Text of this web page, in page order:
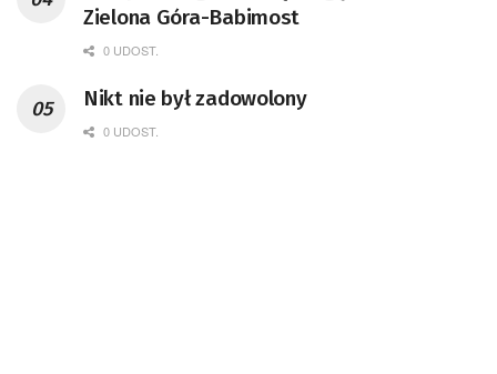
Zielona Góra-Babimost
0 UDOST.
Nikt nie był zadowolony
0 UDOST.